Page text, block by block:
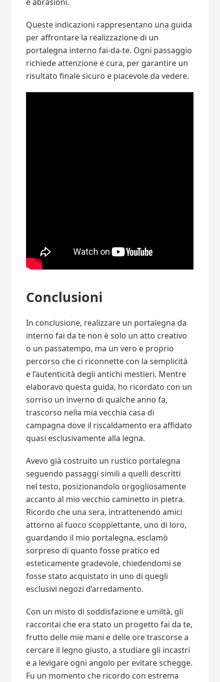
Queste indicazioni rappresentano una guida
per affrontare la realizzazione di un
portalegna interno fai-da-te. Ogni passaggio
richiede attenzione e cura, per garantire un
risultato finale sicuro e piacevole da vedere.
Conclusioni
In conclusione, realizzare un portalegna da
interno fai da te non è solo un atto creativo
o un passatempo, ma un vero e proprio
percorso che ci riconnette con la semplicità
e l’autenticità degli antichi mestieri. Mentre
elaboravo questa guida, ho ricordato con un
sorriso un inverno di qualche anno fa,
trascorso nella mia vecchia casa di
campagna dove il riscaldamento era affidato
quasi esclusivamente alla legna.
Avevo già costruito un rustico portalegna
seguendo passaggi simili a quelli descritti
nel testo, posizionandolo orgogliosamente
accanto al mio vecchio caminetto in pietra.
Ricordo che una sera, intrattenendo amici
attorno al fuoco scoppiettante, uno di loro,
guardando il mio portalegna, esclamò
sorpreso di quanto fosse pratico ed
esteticamente gradevole, chiedendomi se
fosse stato acquistato in uno di quegli
esclusivi negozi d’arredamento.
Con un misto di soddisfazione e umiltà, gli
raccontai che era stato un progetto fai da te,
frutto delle mie mani e delle ore trascorse a
cercare il legno giusto, a studiare gli incastri
e a levigare ogni angolo per evitare schegge.
Fu un momento che ricordo con estrema